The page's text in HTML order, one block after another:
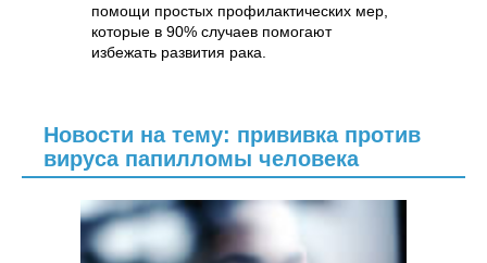
помощи простых профилактических мер,
которые в 90% случаев помогают
избежать развития рака.
Новости на тему: прививка против
вируса папилломы человека